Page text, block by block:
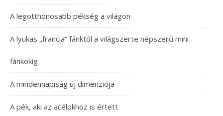
A legotthonosabb pékség a világon
A lyukas „francia” fánktól a világszerte népszerű mini
fánkokig
A mindennapiság új dimenziója
A pék, aki az acélokhoz is értett